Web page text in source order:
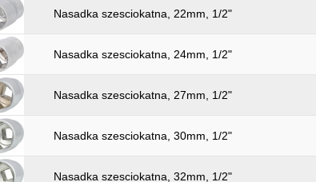
Nasadka szesciokatna, 22mm, 1/2"
Nasadka szesciokatna, 24mm, 1/2"
Nasadka szesciokatna, 27mm, 1/2"
Nasadka szesciokatna, 30mm, 1/2"
Nasadka szesciokatna, 32mm, 1/2"